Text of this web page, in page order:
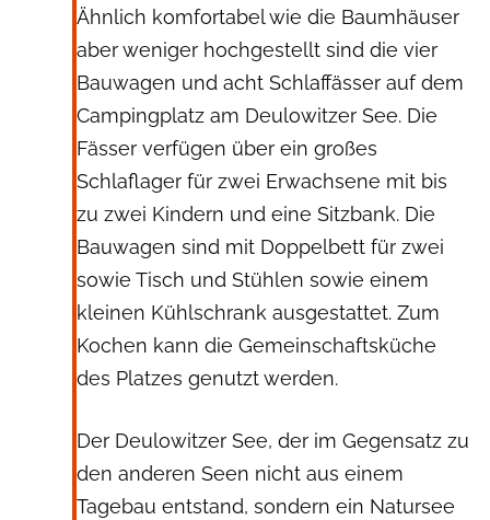
Ähnlich komfortabel wie die Baumhäuser
aber weniger hochgestellt sind die vier
Bauwagen und acht Schlaffässer auf dem
Campingplatz am Deulowitzer See. Die
Fässer verfügen über ein großes
Schlaflager für zwei Erwachsene mit bis
zu zwei Kindern und eine Sitzbank. Die
Bauwagen sind mit Doppelbett für zwei
sowie Tisch und Stühlen sowie einem
kleinen Kühlschrank ausgestattet. Zum
Kochen kann die Gemeinschaftsküche
des Platzes genutzt werden.
Der Deulowitzer See, der im Gegensatz zu
den anderen Seen nicht aus einem
Tagebau entstand, sondern ein Natursee